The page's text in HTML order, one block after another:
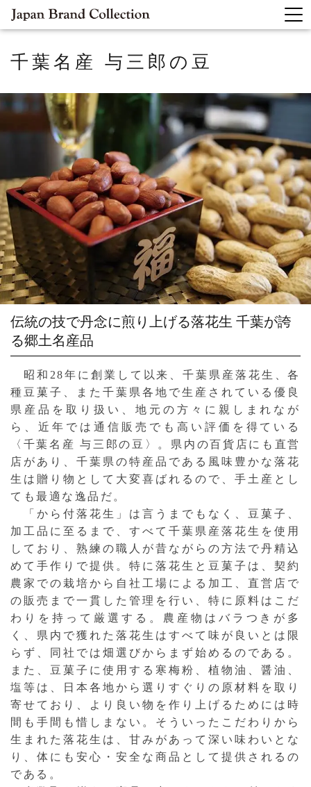
千葉名産 与三郎の豆
伝統の技で丹念に煎り上げる落花生 千葉が誇
る郷土名産品
昭和28年に創業して以来、千葉県産落花生、各
種豆菓子、また千葉県各地で生産されている優良
県産品を取り扱い、地元の方々に親しまれなが
ら、近年では通信販売でも高い評価を得ている
〈千葉名産 与三郎の豆〉。県内の百貨店にも直営
店があり、千葉県の特産品である風味豊かな落花
生は贈り物として大変喜ばれるので、手土産とし
ても最適な逸品だ。
「から付落花生」は言うまでもなく、豆菓子、
加工品に至るまで、すべて千葉県産落花生を使用
しており、熟練の職人が昔ながらの方法で丹精込
めて手作りで提供。特に落花生と豆菓子は、契約
農家での栽培から自社工場による加工、直営店で
の販売まで一貫した管理を行い、特に原料はこだ
わりを持って厳選する。農産物はバラつきが多
く、県内で獲れた落花生はすべて味が良いとは限
らず、同社では畑選びからまず始めるのである。
また、豆菓子に使用する寒梅粉、植物油、醤油、
塩等は、日本各地から選りすぐりの原材料を取り
寄せており、より良い物を作り上げるためには時
間も手間も惜しまない。そういったこだわりから
生まれた落花生は、甘みがあって深い味わいとな
り、体にも安心・安全な商品として提供されるの
である。